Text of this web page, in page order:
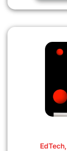
EdTech,